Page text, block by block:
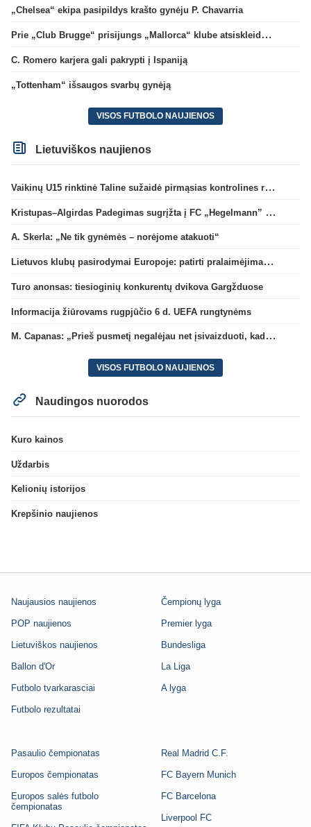
„Chelsea“ ekipa pasipildys krašto gynėju P. Chavarria
Prie „Club Brugge“ prisijungs „Mallorca“ klube atsiskleidęs J. Virgili
C. Romero karjera gali pakrypti į Ispaniją
„Tottenham“ išsaugos svarbų gynėją
VISOS FUTBOLO NAUJIENOS
Lietuviškos naujienos
Vaikinų U15 rinktinė Taline sužaidė pirmąsias kontrolines rungtynes
Kristupas–Algirdas Padegimas sugrįžta į FC „Hegelmann” B sudėtį
A. Skerla: „Ne tik gynėmės – norėjome atakuoti“
Lietuvos klubų pasirodymai Europoje: patirti pralaimėjimai Kroatijos atstovams
Turo anonsas: tiesioginių konkurentų dvikova Gargžduose
Informacija žiūrovams rugpjūčio 6 d. UEFA rungtynėms
M. Capanas: „Prieš pusmetį negalėjau net įsivaizduoti, kad žaisime prieš „Hajduk“
VISOS FUTBOLO NAUJIENOS
Naudingos nuorodos
Kuro kainos
Uždarbis
Kelionių istorijos
Krepšinio naujienos
Naujausios naujienos
POP naujienos
Lietuviškos naujienos
Ballon d'Or
Futbolo tvarkarasciai
Futbolo rezultatai
Čempionų lyga
Premier lyga
Bundesliga
La Liga
A lyga
Pasaulio čempionatas
Europos čempionatas
Europos salės futbolo
čempionatas
Real Madrid C.F.
FC Bayern Munich
FC Barcelona
Liverpool FC